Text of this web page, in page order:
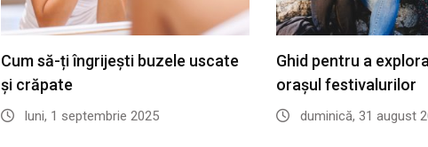
Cum să-ți îngrijești buzele uscate
și crăpate
luni, 1 septembrie 2025
Ghid pentru a
orașul festivalurilor
duminică, 31 august